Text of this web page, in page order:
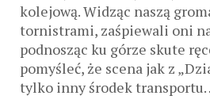
kolejową. Widząc naszą
tornistrami, zaśpiewali oni
podnosząc ku górze skute
pomyśleć, że scena jak z
tylko inny środek